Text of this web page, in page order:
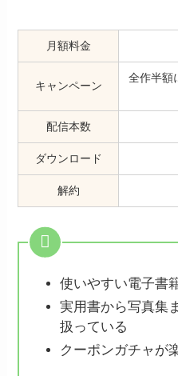
月額料金
キャンペーン
全作半額
配信本数
ダウンロード
解約
使いやすい電子書
実用書から写真集
扱っている
クーポンガチャが